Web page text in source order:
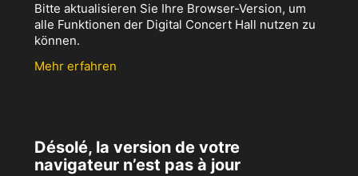
Bitte aktualisieren Sie Ihre Browser-Version, um
alle Funktionen der Digital Concert Hall nutzen zu
können.
Mehr erfahren
Désolé, la version de votre
navigateur n’est pas à jour